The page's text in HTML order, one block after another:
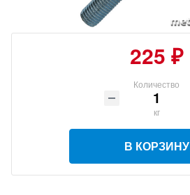
225 ₽
Количество
кг
В КОРЗИНУ